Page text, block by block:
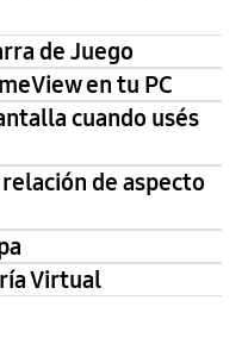
de Juego
en tu PC
cuando usés
de aspecto
Virtual